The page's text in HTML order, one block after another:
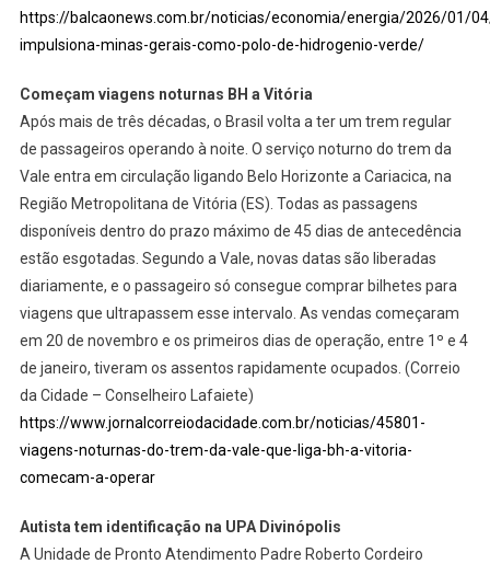
https://balcaonews.com.br/noticias/economia/energia/2026/01/
impulsiona-minas-gerais-como-polo-de-hidrogenio-verde/
Começam viagens noturnas BH a Vitória
Após mais de três décadas, o Brasil volta a ter um trem regular
de passageiros operando à noite. O serviço noturno do trem da
Vale entra em circulação ligando Belo Horizonte a Cariacica, na
Região Metropolitana de Vitória (ES). Todas as passagens
disponíveis dentro do prazo máximo de 45 dias de antecedência
estão esgotadas. Segundo a Vale, novas datas são liberadas
diariamente, e o passageiro só consegue comprar bilhetes para
viagens que ultrapassem esse intervalo. As vendas começaram
em 20 de novembro e os primeiros dias de operação, entre 1º e 4
de janeiro, tiveram os assentos rapidamente ocupados. (Correio
da Cidade – Conselheiro Lafaiete)
https://www.jornalcorreiodacidade.com.br/noticias/45801-
viagens-noturnas-do-trem-da-vale-que-liga-bh-a-vitoria-
comecam-a-operar
Autista tem identificação na UPA Divinópolis
A Unidade de Pronto Atendimento Padre Roberto Cordeiro